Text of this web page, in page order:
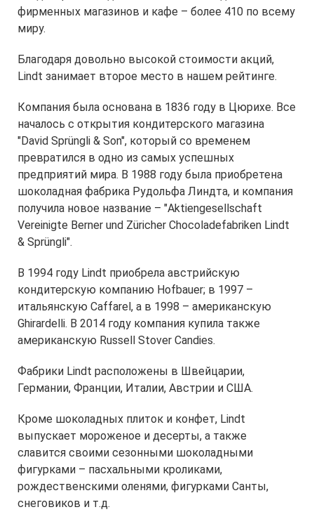
фирменных магазинов и кафе – более 410 по всему
миру.
Благодаря довольно высокой стоимости акций,
Lindt занимает второе место в нашем рейтинге.
Компания была основана в 1836 году в Цюрихе. Все
началось с открытия кондитерского магазина
"David Sprüngli & Son", который со временем
превратился в одно из самых успешных
предприятий мира. В 1988 году была приобретена
шоколадная фабрика Рудольфа Линдта, и компания
получила новое название – "Aktiengesellschaft
Vereinigte Berner und Züricher Chocoladefabriken Lindt
& Sprüngli".
В 1994 году Lindt приобрела австрийскую
кондитерскую компанию Hofbauer; в 1997 –
итальянскую Caffarel, а в 1998 – американскую
Ghirardelli. В 2014 году компания купила также
американскую Russell Stover Candies.
Фабрики Lindt расположены в Швейцарии,
Германии, Франции, Италии, Австрии и США.
Кроме шоколадных плиток и конфет, Lindt
выпускает мороженое и десерты, а также
славится своими сезонными шоколадными
фигурками – пасхальными кроликами,
рождественскими оленями, фигурками Санты,
снеговиков и т.д.